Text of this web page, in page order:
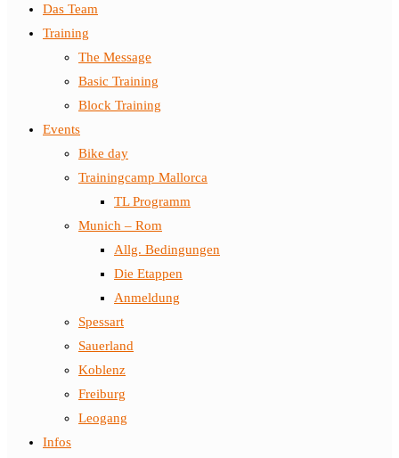
Das Team
Training
The Message
Basic Training
Block Training
Events
Bike day
Trainingcamp Mallorca
TL Programm
Munich – Rom
Allg. Bedingungen
Die Etappen
Anmeldung
Spessart
Sauerland
Koblenz
Freiburg
Leogang
Infos